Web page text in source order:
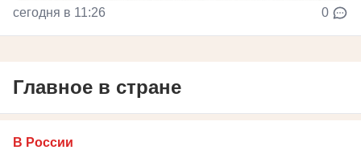
сегодня в 11:26 0
Главное в стране
В России